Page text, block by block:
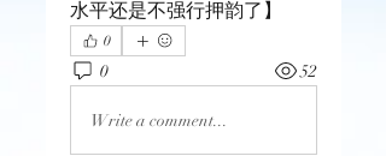
水平还是不强行押韵了】
0
0 52
Write a comment...